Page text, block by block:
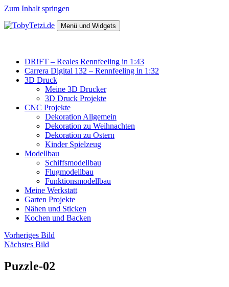
Zum Inhalt springen
Menü und Widgets
DR!FT – Reales Rennfeeling in 1:43
Carrera Digital 132 – Rennfeeling in 1:32
3D Druck
Meine 3D Drucker
3D Druck Projekte
CNC Projekte
Dekoration Allgemein
Dekoration zu Weihnachten
Dekoration zu Ostern
Kinder Spielzeug
Modellbau
Schiffsmodellbau
Flugmodellbau
Funktionsmodellbau
Meine Werkstatt
Garten Projekte
Nähen und Sticken
Kochen und Backen
Vorheriges Bild
Nächstes Bild
Puzzle-02